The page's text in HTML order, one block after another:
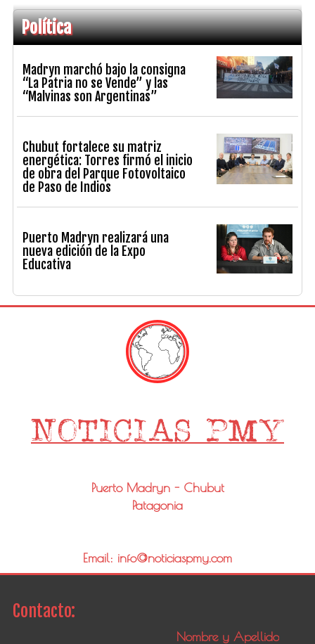
Política
Madryn marchó bajo la consigna
“La Patria no se Vende” y las
“Malvinas son Argentinas”
Chubut fortalece su matriz
energética: Torres firmó el inicio
de obra del Parque Fotovoltaico
de Paso de Indios
Puerto Madryn realizará una
nueva edición de la Expo
Educativa
Puerto Madryn - Chubut
Patagonia
Email: info@noticiaspmy.com
Contacto: